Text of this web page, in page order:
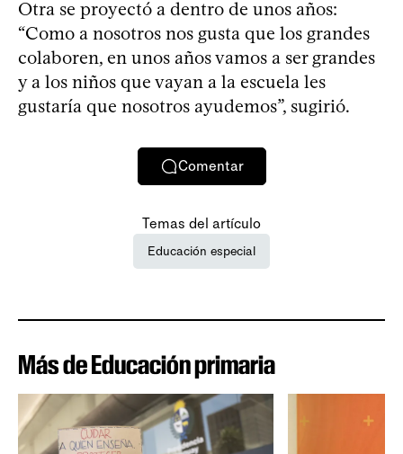
Otra se proyectó a dentro de unos años:
“Como a nosotros nos gusta que los grandes
colaboren, en unos años vamos a ser grandes
y a los niños que vayan a la escuela les
gustaría que nosotros ayudemos”, sugirió.
Comentar
Temas del artículo
Educación especial
Más de Educación primaria